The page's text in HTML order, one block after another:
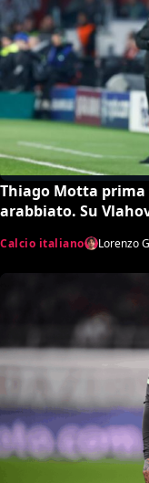
Thiago Motta prima
arabbiato. Su
Calcio italiano Lorenzo